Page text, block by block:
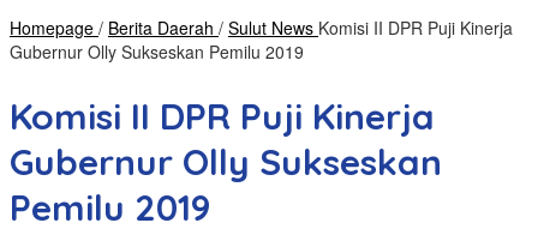
Homepage / Berita Daerah / Sulut News Komisi II DPR Puji Kinerja
Gubernur Olly Sukseskan Pemilu 2019
Komisi II DPR Puji Kinerja
Gubernur Olly Sukseskan
Pemilu 2019